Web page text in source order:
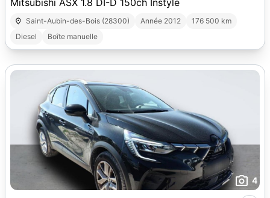
Mitsubishi ASX 1.8 DI-D 150ch Instyle
Saint-Aubin-des-Bois (28300) Année 2012
176 500 km
Diesel
Boîte manuelle
4